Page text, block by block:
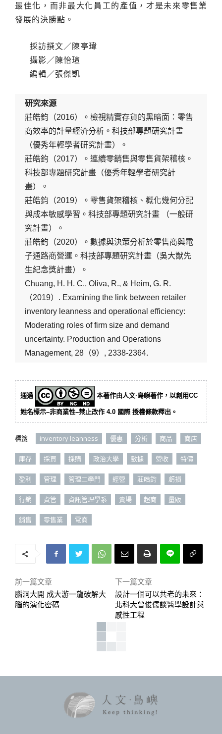
最佳化，而非最大化員工的產值，才是未來零售業
發展的決勝點。
採訪撰文／陳亭瑋
攝影／陳怡瑄
編輯／張傑凱
研究來源
莊皓鈞（2016）。檢視精實存貨的黑暗面：零售
商效率的計量經濟分析。科技部專題研究計畫
（優秀年輕學者研究計畫）。
莊皓鈞（2017）。連續零銷售與零售貨架稽核。
科技部專題研究計畫（優秀年輕學者研究計
畫）。
莊皓鈞（2019）。零售貨架稽核、概化幾何分配
與成本敏感學習。科技部專題研究計畫 （一般研
究計畫）。
莊皓鈞（2020）。數據與決策分析於零售商與電
子通路商營運。科技部專題研究計畫（吳大猷先
生紀念獎計畫）。
Chuang, H. H. C., Oliva, R., & Heim, G. R.
（2019）. Examining the link between retailer
inventory leanness and operational efficiency:
Moderating roles of firm size and demand
uncertainty. Production and Operations
Management, 28（9）, 2338-2364.
通過 本著作由人文·島嶼著作，以創用CC
姓名標示–非商業性–禁止改作 4.0 國際 授權條款釋出。
標籤 inventory leanness 優惠 分析 商品 商店
庫存 採買 採購 政治大學 數據 營收 特價
盈利 管理 管理二學門 經營 莊皓鈞 虧損
行銷 資管 資訊管理學系 賣場 超商 量販
銷售 零售業 電商
前一篇文章
腦洞大開 成大游一龍破解大
腦的演化密碼
下一篇文章
設計一個可以共老的未來：
北科大曾俊儒談醫學設計與
感性工程